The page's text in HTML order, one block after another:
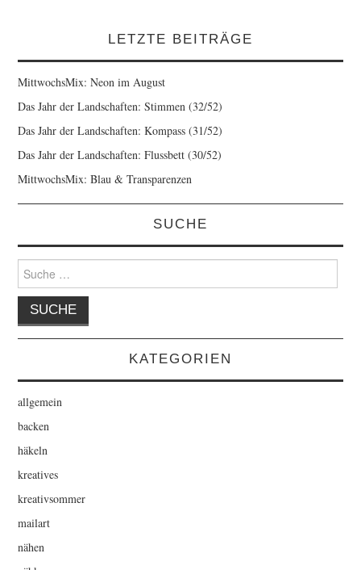
DATENSCHUTZ
LETZTE BEITRÄGE
MittwochsMix: Neon im August
Das Jahr der Landschaften: Stimmen (32/52)
Das Jahr der Landschaften: Kompass (31/52)
Das Jahr der Landschaften: Flussbett (30/52)
MittwochsMix: Blau & Transparenzen
SUCHE
nach:
KATEGORIEN
allgemein
backen
häkeln
kreatives
kreativsommer
mailart
nähen